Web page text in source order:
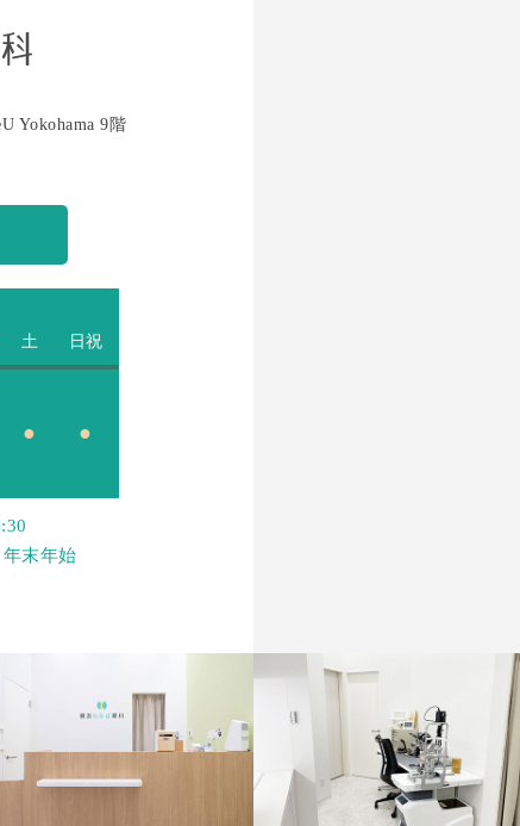
Yokohama 9階
土 日祝
● ●
年末年始